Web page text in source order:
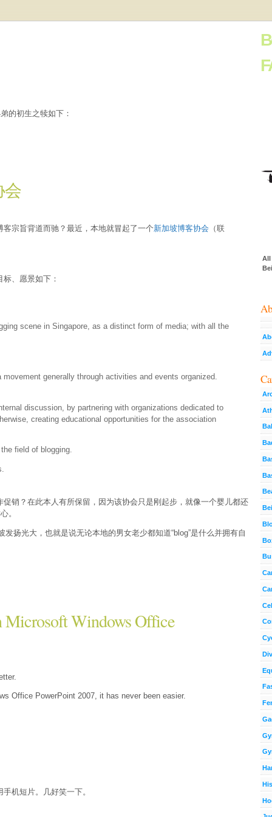
的初生之犊如下：
会
宗旨背道而驰？最近，本地就冒起了一个新加坡博客协会 （联
、愿景如下：
scene in Singapore, as a distinct form of media; with all the
generally through activities and events organized.
discussion, by partnering with organizations dedicated to
creating educational opportunities for the association
field of blogging.
销？在此本人有所保留，因为该协会只是刚起步，就像一个婴儿都还
。
扬光大，也就是说无论本地的男女老少都知道“blog”是什么并拥有自
Microsoft Windows Office
Office PowerPoint 2007, it has never been easier.
机短片。几好笑一下。
All